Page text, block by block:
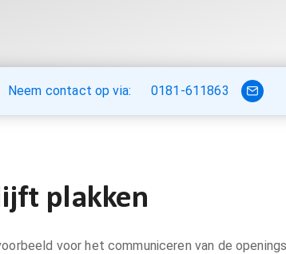
Neem contact op via: 0181-611863
plakken
voor het communiceren van de